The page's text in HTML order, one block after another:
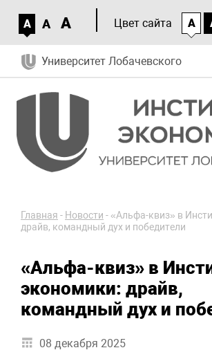
A A A Цвет сайта A
Университет Лобачевского
Главная - Новости -«Альфа-квиз» в
драйв, командный дух и победители
«Альфа-квиз» в
экономики: драйв,
командный дух и
08 декабря 2025